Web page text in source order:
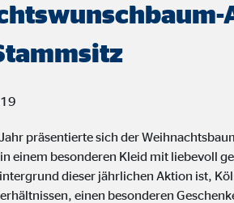
präsentierte sich der
einem besonderen Kleid mit liebevoll
dieser jährlichen Aktion ist,
einen besonderen